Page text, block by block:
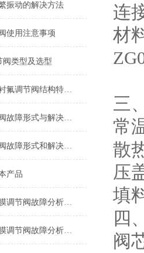
振动的解决方法
使用注意事项
阀类型及选型
气动薄膜单座衬氟调节阀结构特点与技术参数！
气动薄膜调节阀故障形式与解决办法
气动薄膜调节阀故障形式和解决办法
产品
精小型气动薄膜调节阀故障分析和维修
精小型气动薄膜调节阀故障分析与维修
连
材
三
常
散
压
填
四
阀